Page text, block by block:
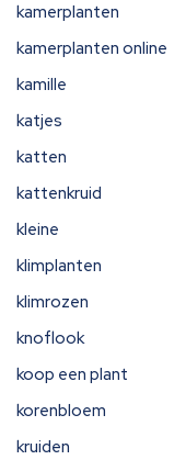
kamerplanten
kamerplanten online
kamille
katjes
katten
kattenkruid
kleine
klimplanten
klimrozen
knoflook
koop een plant
korenbloem
kruiden